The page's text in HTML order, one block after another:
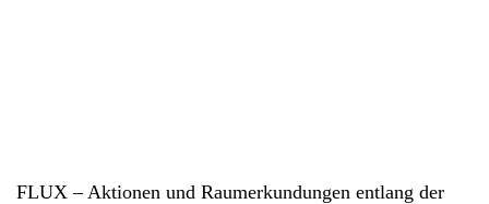
FLUX – Aktionen und Raumerkundungen entlang der